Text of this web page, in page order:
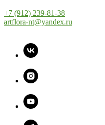
+7 (912) 239-81-38
artflora-nt@yandex.ru